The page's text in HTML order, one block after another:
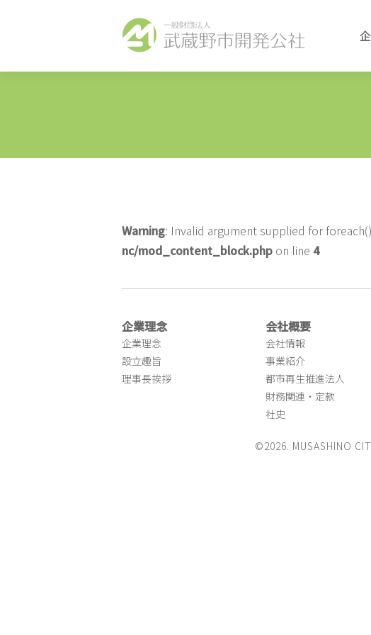
Warning: Invalid argument supplied for
nc/mod_content_block.php on line 4
企業理念
企業理念
設立趣旨
理事長挨拶
会社概要
会社情報
事業紹介
都市再生推進法人
財務関連・定款
社史
©2026. MUSASHINO